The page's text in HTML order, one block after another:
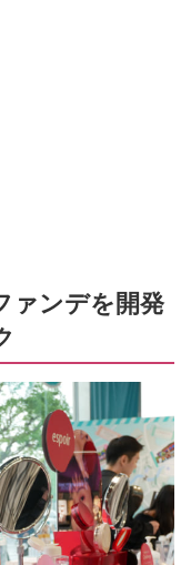
ァンデを開発